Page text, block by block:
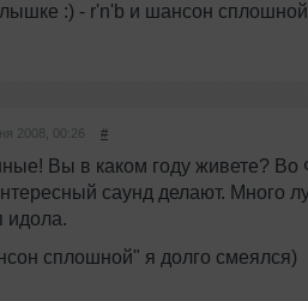
:) - r'n'b и шансон
2008, 00:26 #
Вы в каком году живете? Во
саунд делают. Много
идола.
сплошной" я долго смеялся)